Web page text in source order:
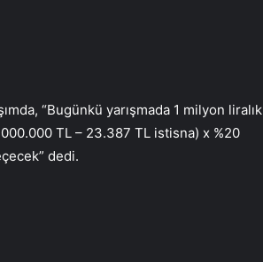
“Bugünkü yarışmada 1 milyon liralık
TL – 23.387 TL istisna) x %20
dedi.